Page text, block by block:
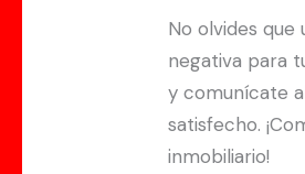
No olvides
negativa para
y comunícate
satisfecho.
inmobiliario!